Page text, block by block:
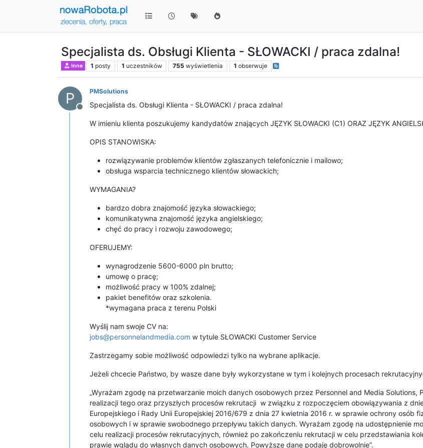
Specjalista ds. Obsługi Klienta - SŁOWACKI / praca zdalna!
Inne 1 posty 1 uczestników 755 wyświetlenia 1 obserwuje
P
Niedostępny
PMSolutions
Specjalista ds. Obsługi Klienta - SŁOWACKI / praca zdalna!
W imieniu klienta poszukujemy kandydatów znających JĘZYK SŁOWACKI (C1) ORAZ JĘZYK
OPIS STANOWISKA:
rozwiązywanie problemów klientów zgłaszanych telefonicznie i mailowo;
obsługa wsparcia technicznego klientów słowackich;
WYMAGANIA?
bardzo dobra znajomość języka słowackiego;
komunikatywna znajomość języka angielskiego;
chęć do pracy i rozwoju zawodowego;
OFERUJEMY:
wynagrodzenie 5600-6000 pln brutto;
umowę o pracę;
możliwość pracy w 100% zdalnej;
pakiet benefitów oraz szkolenia.
*wymagana praca z terenu Polski
Wyślij nam swoje CV na:
jobs@personnelandmedia.com w tytule SŁOWACKI Customer Service
Zastrzegamy sobie możliwość odpowiedzi tylko na wybrane aplikacje.
Jeżeli chcecie Państwo, by wasze dane były wykorzystane w tym i kolejnych procesach
„Wyrażam zgodę na przetwarzanie moich danych osobowych przez Personnel and Media
realizacji tego oraz przyszłych procesów rekrutacji w związku z rozpoczęciem obowiązywania z
Europejskiego i Rady Unii Europejskiej 2016/679 z dnia 27 kwietnia 2016 r. w sprawie ochrony
osobowych i w sprawie swobodnego przepływu takich danych. Wyrażam zgodę na udostępnienie
celu realizacji procesów rekrutacyjnych, również po zakończeniu rekrutacji w celu przedstawiania
prawie wglądu do własnych danych osobowych. Powyższe dane podaję dobrowolnie”.